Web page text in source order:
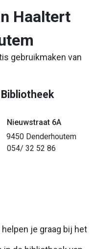
Haaltert
gebruikmaken van
Nieuwstraat 6A
32 52 86
helpen je graag bij het